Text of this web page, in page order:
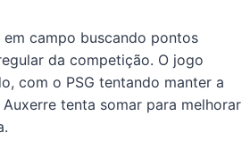
campo buscando pontos
da competição. O jogo
com o PSG tentando manter a
tenta somar para melhorar